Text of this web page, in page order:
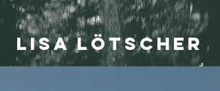
Lisa Lötscher